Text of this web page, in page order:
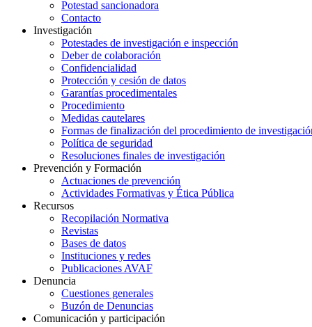
Potestad sancionadora
Contacto
Investigación
Potestades de investigación e inspección
Deber de colaboración
Confidencialidad
Protección y cesión de datos
Garantías procedimentales
Procedimiento
Medidas cautelares
Formas de finalización del procedimiento de
Política de seguridad
Resoluciones finales de investigación
Prevención y Formación
Actuaciones de prevención
Actividades Formativas y Ética Pública
Recursos
Recopilación Normativa
Revistas
Bases de datos
Instituciones y redes
Publicaciones AVAF
Denuncia
Cuestiones generales
Buzón de Denuncias
Comunicación y participación